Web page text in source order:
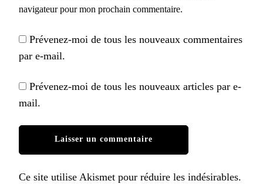
navigateur pour mon prochain commentaire.
Prévenez-moi de tous les nouveaux commentaires
par e-mail.
Prévenez-moi de tous les nouveaux articles par e-
mail.
Ce site utilise Akismet pour réduire les indésirables.